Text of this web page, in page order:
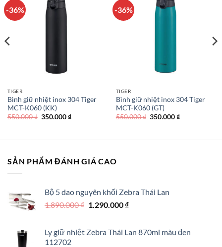
-36%
TIGER
Bình giữ nhiệt inox 304 Tiger
MCT-K060 (KK)
550.000₫ Giá
350.000₫Giá
-36%
TIGER
Bình giữ nhiệt inox 304 Tiger
MCT-K060 (GT)
550.000₫ Giá
350.000₫Giá
SẢN PHẨM ĐÁNH GIÁ CAO
Bộ 5 dao nguyên khối Zebra Thái Lan
1.890.000₫ Giá
1.890.000 ₫.
1.290.000 ₫Giá
là:
Ly giữ nhiệt Zebra Thái Lan 870ml màu đen
112702